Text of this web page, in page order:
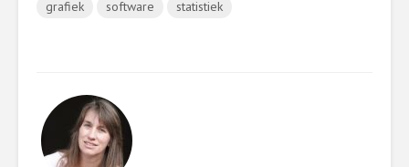
grafiek software statistiek